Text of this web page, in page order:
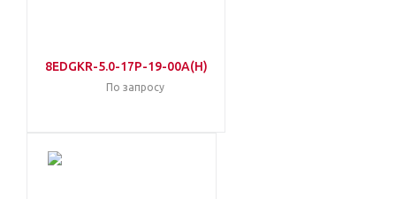
8EDGKR-5.0-17P-19-00A(H)
По запросу